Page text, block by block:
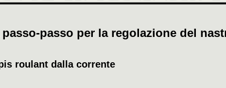
passo-passo per la regolazione del
roulant dalla corrente